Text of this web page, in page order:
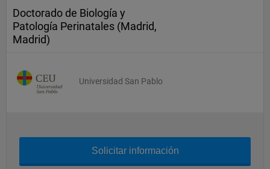
Doctorado de Biología y
Patología Perinatales (Madrid,
Madrid)
Universidad San Pablo
Solicitar información